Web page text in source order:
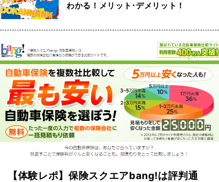
わかる！メリット･デメリット！
【体験レポ】保険スクエアbang!は評判通